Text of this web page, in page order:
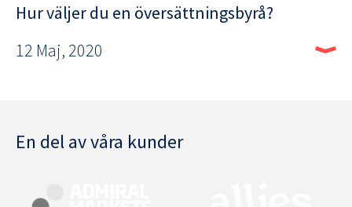
Hur väljer du en översättningsbyrå?
12 Maj, 2020
En del av våra kunder